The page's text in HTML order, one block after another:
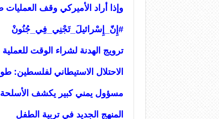
وإذا أراد الأميركي وقف
#إِنّ_إِسْرائيلَ_تَجْنِي_فِي_جُنُونْ
ترويج الهدنة لشراء الوقت
الاحتلال الاستيطاني
مسؤول يمني كبير يكشف
المنهج الجديد في تربية الطفل